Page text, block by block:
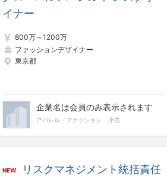
イナー
800万～1200万
ファッションデザイナー
東京都
企業名は会員のみ表示されます
アパレル・ファッション 小売
NEW
リスクマネジメント統括責任